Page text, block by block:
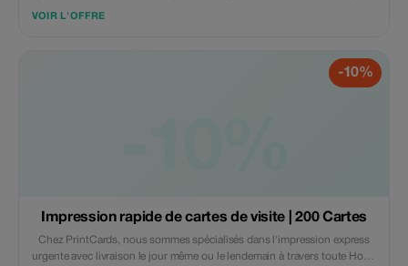
production est de 1 jour ouvrable, avec livraison le jour même disponible
moyennant un coût supplémentaire de livraison urgente aux adresses de
Hong Kong. Nous proposons une livraison dans le monde entier via e-
VOIR L'OFFRE
-10%
Impression rapide de cartes de visite | 200 Cartes
Chez PrintCards, nous sommes spécialisés dans l'impression express
urgente avec livraison le jour même ou le lendemain à travers toute Hong